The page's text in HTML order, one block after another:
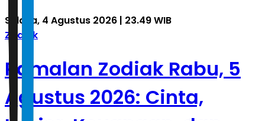
Selasa, 4 Agustus 2026 | 23.49 WIB
Zodiak
Ramalan Zodiak Rabu, 5
Agustus 2026: Cinta,